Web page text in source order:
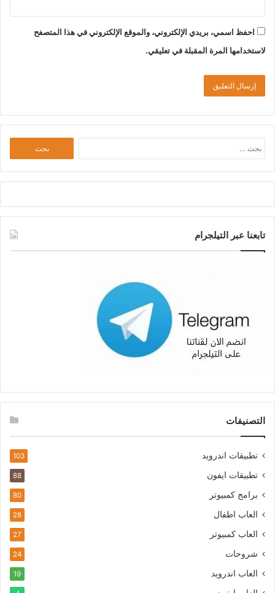
احفظ اسمي، بريدي الإلكتروني، والموقع الإلكتروني في هذا المتصفح
لاستخدامها المرة المقبلة في تعليقي.
عن:
تابعنا عبر التيلجرام
التصنيفات
تطبيقات اندرويد 103
تطبيقات ايفون 88
برامج كمبيوتر 80
العاب اطفال 28
العاب كمبيوتر 27
شروحات 24
العاب اندرويد 19